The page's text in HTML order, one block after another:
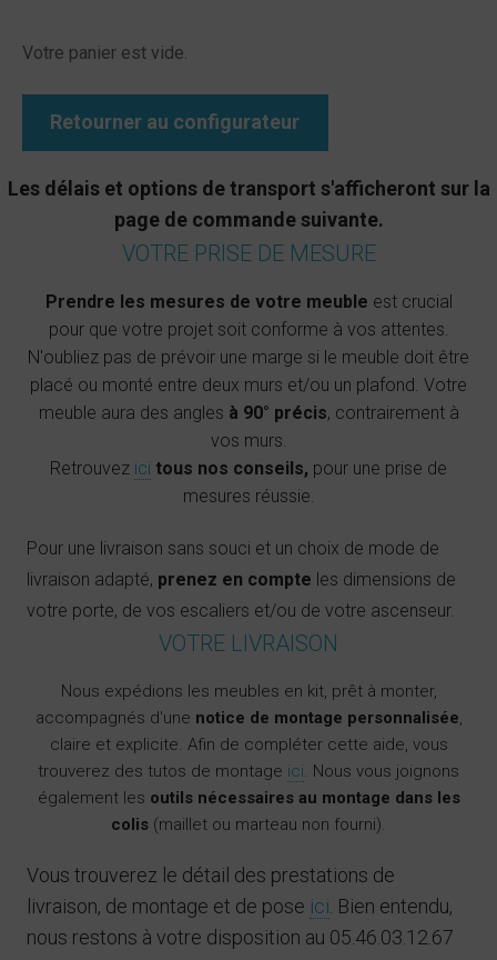
Votre panier est vide.
Retourner au configurateur
Les délais et options de transport s'afficheront sur la
page de commande suivante.
VOTRE PRISE DE MESURE
Prendre les mesures de votre meuble est crucial
pour que votre projet soit conforme à vos attentes.
N'oubliez pas de prévoir une marge si le meuble doit être
placé ou monté entre deux murs et/ou un plafond. Votre
meuble aura des angles à 90° précis, contrairement à
vos murs.
Retrouvez ici tous nos conseils, pour une prise de
mesures réussie.
Pour une livraison sans souci et un choix de mode de
livraison adapté, prenez en compte les dimensions de
votre porte, de vos escaliers et/ou de votre ascenseur.
VOTRE LIVRAISON
Nous expédions les meubles en kit, prêt à monter,
accompagnés d'une notice de montage personnalisée,
claire et explicite. Afin de compléter cette aide, vous
trouverez des tutos de montage ici. Nous vous joignons
également les outils nécessaires au montage dans les
colis (maillet ou marteau non fourni).
Vous trouverez le détail des prestations de
livraison, de montage et de pose ici. Bien entendu,
nous restons à votre disposition au 05.46.03.12.67